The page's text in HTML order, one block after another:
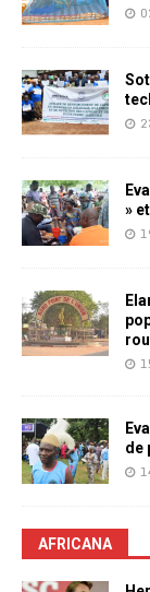
»
de
AFRICANA